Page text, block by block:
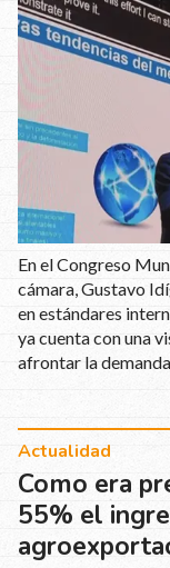
En el Congreso
cámara, Gustavo
en estándares
ya cuenta con una
afrontar la
Como era
55% el
Actualidad